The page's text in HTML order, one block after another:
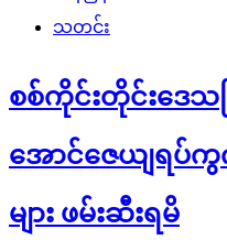
သတင်း
စစ်ကိုင်းတိုင်းဒေသ
အောင်ဇေယျရပ်ကွ
များ ဖမ်းဆီးရမိ